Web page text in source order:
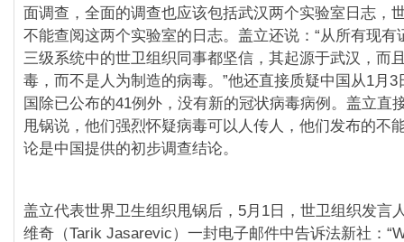
面调查，全面的调查也应该包括武汉两个实验室日志，
不能查阅这两个实验室的日志。盖立还说：“从所有现有
三级系统中的世卫组织同事都坚信，其起源于武汉，而
毒，而不是人为制造的病毒。”他还直接质疑中国从1月3
国除已公布的41例外，没有新的冠状病毒病例。盖立直
甩锅说，他们强烈怀疑病毒可以人传人，他们发布的不
论是中国提供的初步调查结论。
盖立代表世界卫生组织甩锅后，5月1日，世卫组织发言
维奇（Tarik Jasarevic）一封电子邮件中告诉法新社：